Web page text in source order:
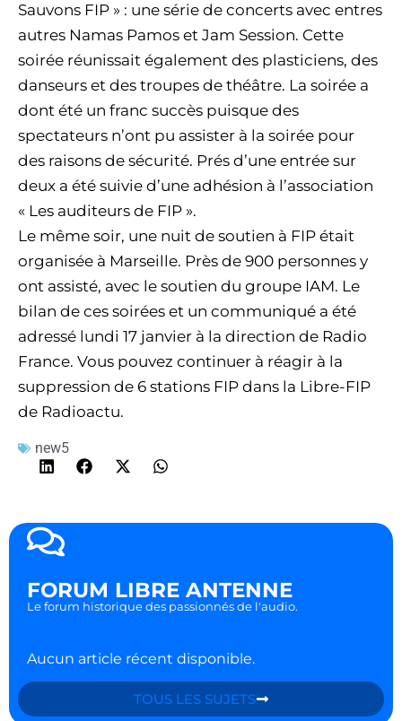
Sauvons FIP » : une série de concerts avec entres
autres Namas Pamos et Jam Session. Cette
soirée réunissait également des plasticiens, des
danseurs et des troupes de théâtre. La soirée a
dont été un franc succès puisque des
spectateurs n’ont pu assister à la soirée pour
des raisons de sécurité. Prés d’une entrée sur
deux a été suivie d’une adhésion à l’association
« Les auditeurs de FIP ».
Le même soir, une nuit de soutien à FIP était
organisée à Marseille. Près de 900 personnes y
ont assisté, avec le soutien du groupe IAM. Le
bilan de ces soirées et un communiqué a été
adressé lundi 17 janvier à la direction de Radio
France. Vous pouvez continuer à réagir à la
suppression de 6 stations FIP dans la Libre-FIP
de Radioactu.
new5
FORUM LIBRE ANTENNE
Le forum historique des passionnés de l'audio.
Aucun article récent disponible.
TOUS LES SUJETS